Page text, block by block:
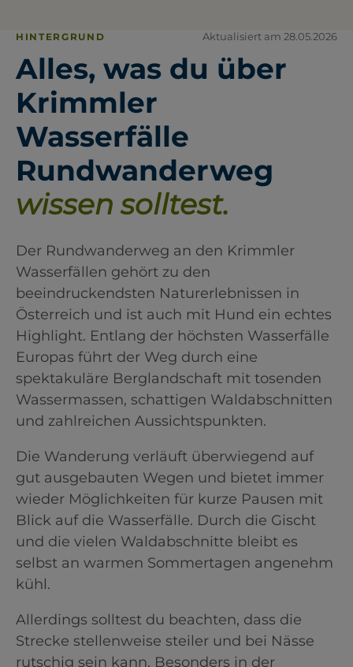
HINTERGRUND Aktualisiert am 28.05.2026
Alles, was du über
Krimmler
Wasserfälle
Rundwanderweg
wissen solltest.
Der Rundwanderweg an den Krimmler
Wasserfällen gehört zu den
beeindruckendsten Naturerlebnissen in
Österreich und ist auch mit Hund ein echtes
Highlight. Entlang der höchsten Wasserfälle
Europas führt der Weg durch eine
spektakuläre Berglandschaft mit tosenden
Wassermassen, schattigen Waldabschnitten
und zahlreichen Aussichtspunkten.
Die Wanderung verläuft überwiegend auf
gut ausgebauten Wegen und bietet immer
wieder Möglichkeiten für kurze Pausen mit
Blick auf die Wasserfälle. Durch die Gischt
und die vielen Waldabschnitte bleibt es
selbst an warmen Sommertagen angenehm
kühl.
Allerdings solltest du beachten, dass die
Strecke stellenweise steiler und bei Nässe
rutschig sein kann. Besonders in der